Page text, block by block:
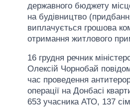
державного бюджету
на будівництво
виплачується грошова
отримання житлового
16 грудня речник
Олексій Чорнобай
час проведення
операції на Донбасі
653 учасника АТО, 137